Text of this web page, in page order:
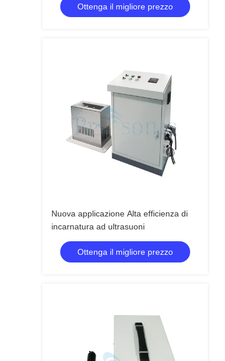
Ottenga il migliore prezzo
Nuova applicazione Alta efficienza di
incarnatura ad ultrasuoni
Ottenga il migliore prezzo